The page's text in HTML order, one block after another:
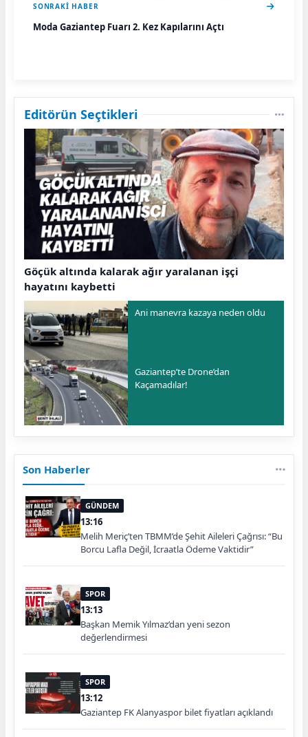
SONRAKI HABER
Moda Gaziantep Fuarı 2. Kez Kapılarını Açtı
Editörün Seçtikleri
Göçük altında kalarak ağır yaralanan işçi
hayatını kaybetti
Ani manevra kazaya neden oldu
Gaziantep’te Drone’dan
Kaçamadılar!
Son Haberler
GÜNDEM
13:16
Melih Meriç’ten TBMM’de Şehit Aileleri Çağrısı: “Bu
Borcu Lafla Değil, İcraatla Ödeme Vaktidir”
SPOR
13:13
Başkan Memik Yılmaz’dan yeni sezon
değerlendirmesi
SPOR
13:12
Gaziantep FK Alanyaspor bilet fiyatları açıklandı